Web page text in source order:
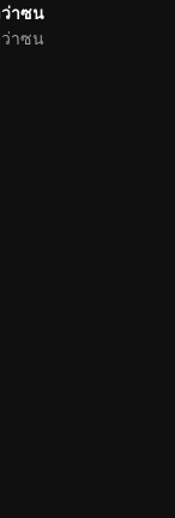
ว่าซน
าซน